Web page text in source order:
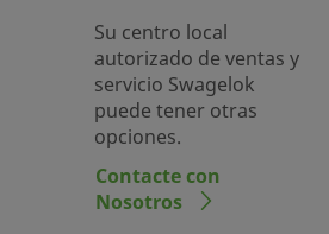
Su centro local
autorizado de ventas y
servicio Swagelok
puede tener otras
opciones.
Contacte con
Nosotros